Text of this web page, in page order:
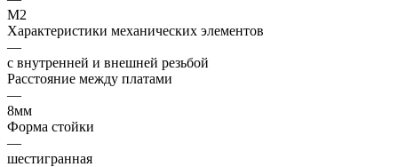
M2
Характеристики механических элементов
—
с внутренней и внешней резьбой
Расстояние между платами
—
8мм
Форма стойки
—
шестигранная